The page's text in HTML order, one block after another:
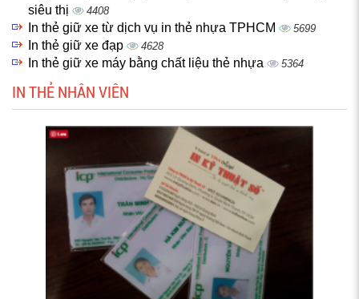
siêu thị
4408
In thẻ giữ xe từ dịch vụ in thẻ nhựa TPHCM 5699
In thẻ giữ xe đạp 4628
In thẻ giữ xe máy bằng chất liệu thẻ nhựa 5364
IN THẺ NHÂN VIÊN